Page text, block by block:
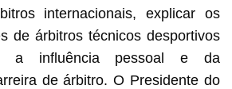
internacionais, explicar os
de árbitros técnicos desportivos
a influência pessoal e da
de árbitro. O Presidente do